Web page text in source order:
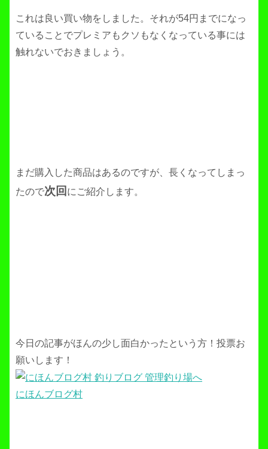
これは良い買い物をしました。それが54円までになっ
ていることでプレミアもクソもなくなっている事には
触れないでおきましょう。
まだ購入した商品はあるのですが、長くなってしまっ
たので次回 にご紹介します。
今日の記事がほんの少し面白かったという方！投票お
願いします！
にほんブログ村